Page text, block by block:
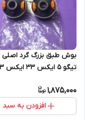
بوش طبق بزرگ گرد اصلی
1,875,000
افزودن به سبد